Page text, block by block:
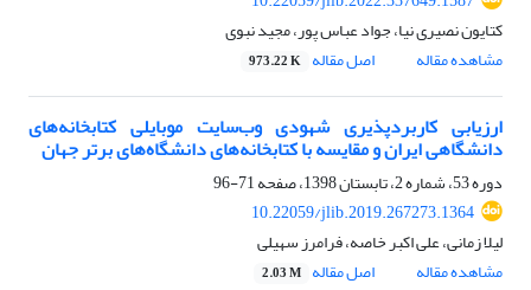
کتایون نصیری نیا، جواد عباس پور، مجید نبوی
مشاهده مقاله
اصل مقاله 973.22 K
ارزیابی کاربردپذیری شهودی وب‌سایت موبایلی کتابخانه‌های
دانشگاهی ایران و مقایسه با کتابخانه‌های‌‌ دانشگاه‌های برتر جهان
دوره 53، شماره 2، تابستان 1398، صفحه
71-96
10.22059/jlib.2019.267273.1364
لیلا زمانی، علی اکبر خاصه، فرامرز سهیلی
مشاهده مقاله
اصل مقاله 2.03 M